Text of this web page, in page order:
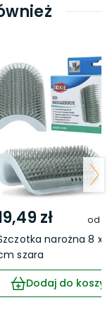
zł od
narożna 8 x
szara
Dodaj do